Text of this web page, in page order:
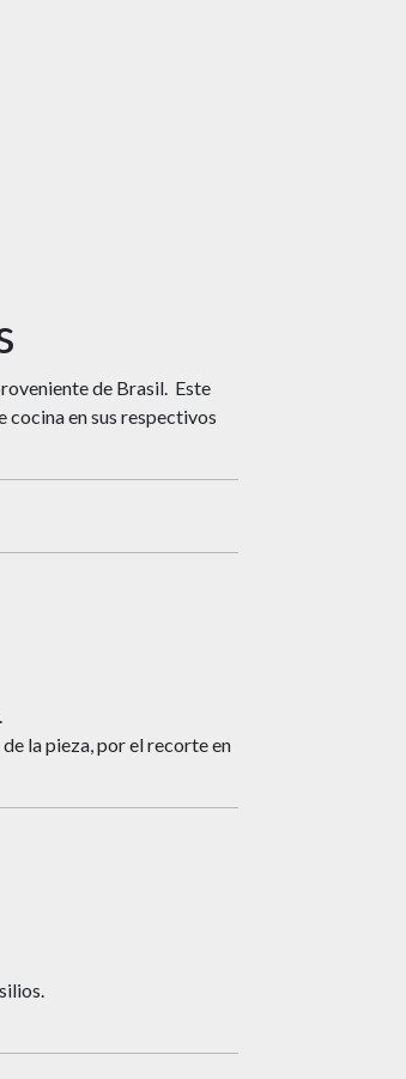
de Brasil. Este
en sus respectivos
la pieza, por el recorte en